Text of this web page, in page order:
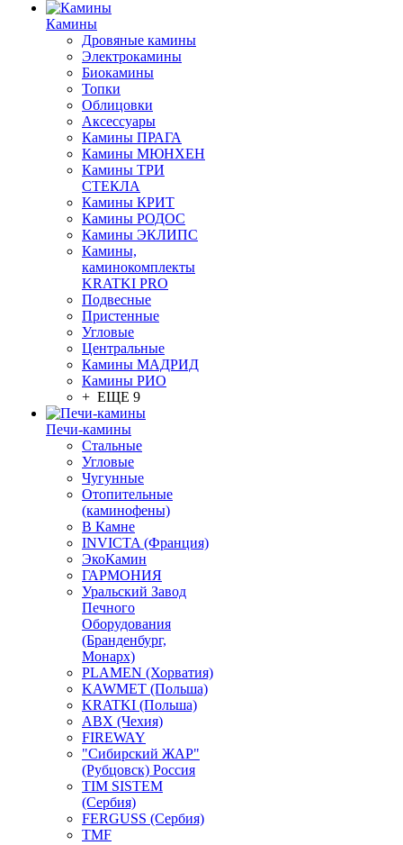
Камины
Дровяные камины
Электрокамины
Биокамины
Топки
Облицовки
Аксессуары
Камины ПРАГА
Камины МЮНХЕН
Камины ТРИ
СТЕКЛА
Камины КРИТ
Камины РОДОС
Камины ЭКЛИПС
Камины,
каминокомплекты
KRATKI PRO
Подвесные
Пристенные
Угловые
Центральные
Камины МАДРИД
Камины РИО
+ ЕЩЕ 9
Печи-камины
Стальные
Угловые
Чугунные
Отопительные
(каминофены)
В Камне
INVICTA (Франция)
ЭкоКамин
ГАРМОНИЯ
Уральский Завод
Печного
Оборудования
(Бранденбург,
Монарх)
PLAMEN (Хорватия)
KAWMET (Польша)
KRATKI (Польша)
ABX (Чехия)
FIREWAY
"Сибирский ЖАР"
(Рубцовск) Россия
TIM SISTEM
(Сербия)
FERGUSS (Сербия)
TMF